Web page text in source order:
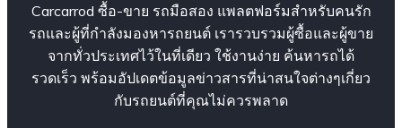
Carcarrod ซื้อ-ขาย รถมือสอง แพลตฟอร์มสำหรับคนรัก
รถและผู้ที่กำลังมองหารถยนต์ เรารวบรวมผู้ซื้อและผู้ขาย
จากทั่วประเทศไว้ในที่เดียว ใช้งานง่าย ค้นหารถได้
รวดเร็ว พร้อมอัปเดตข้อมูลข่าวสารที่น่าสนใจต่างๆเกี่ยว
กับรถยนต์ที่คุณไม่ควรพลาด